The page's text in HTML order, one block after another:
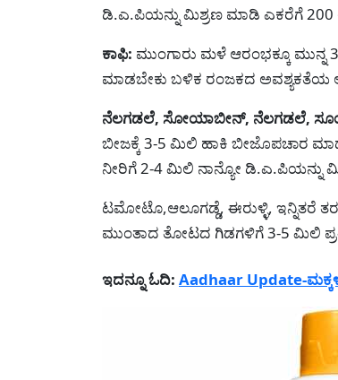
ಡಿ.ಎ.ಪಿಯನ್ನು ಮಿಶ್ರಣ ಮಾಡಿ ಎಕರೆಗೆ
ಕಾಫಿ: ಮುಂಗಾರು ಮಳೆ ಆರಂಭಕ್ಕೂ
ಮಾಡಬೇಕು ಬಳಿಕ ರಂಜಕದ
ನೆಲಗಡಲೆ, ಸೋಯಾಬೀನ್, ನೆಲಗಡಲೆ,
ಬೀಜಕ್ಕೆ 3-5 ಮಿಲಿ ಹಾಕಿ ಬೀಜೊಪಚಾರ
ನೀರಿಗೆ 2-4 ಮಿಲಿ ನಾನ್ಯೋ ಡಿ.ಎ.ಪಿಯನ್ನು
ಟಮೋಟೊ,ಆಲೂಗಡ್ಡೆ, ಈರುಳ್ಳಿ, ಇನ್ನಿತರೆ
ಮುಂತಾದ ತೋಟದ ಗಿಡಗಳಿಗೆ 3-5 ಮಿಲಿ
ಇದನ್ನೂ ಓದಿ: Aadhaar Update-